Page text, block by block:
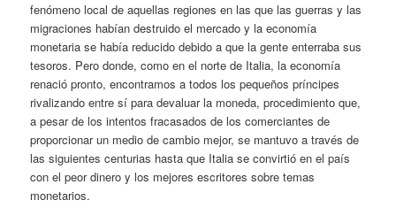
fenómeno local de aquellas regiones en las que las guerras y las
migraciones habían destruido el mercado y la economía
monetaria se había reducido debido a que la gente enterraba sus
tesoros. Pero donde, como en el norte de Italia, la economía
renació pronto, encontramos a todos los pequeños príncipes
rivalizando entre sí para devaluar la moneda, procedimiento que,
a pesar de los intentos fracasados de los comerciantes de
proporcionar un medio de cambio mejor, se mantuvo a través de
las siguientes centurias hasta que Italia se convirtió en el país
con el peor dinero y los mejores escritores sobre temas
monetarios.